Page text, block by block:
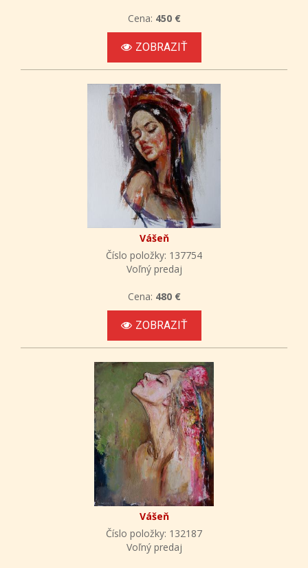
Cena: 450 €
ZOBRAZIŤ
Vášeň
Číslo položky: 137754
Voľný predaj
Cena: 480 €
ZOBRAZIŤ
Vášeň
Číslo položky: 132187
Voľný predaj